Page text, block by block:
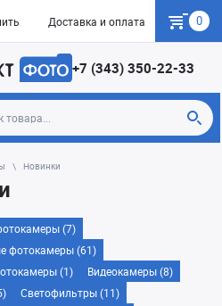
Доставка и оплата Гарантия
0
+7 (343) 350-22-33
Новинки
(7)
фотокамеры (61)
(1)
Видеокамеры (8)
Светофильтры (11)